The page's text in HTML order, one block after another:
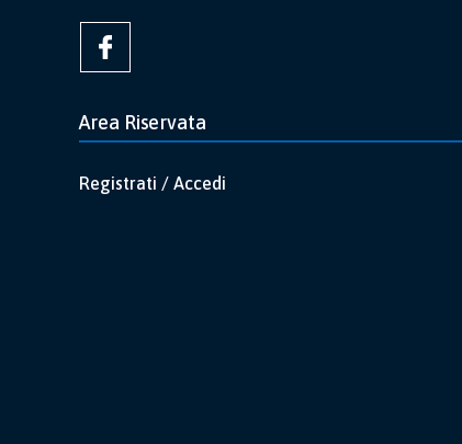
Area Riservata
Registrati / Accedi